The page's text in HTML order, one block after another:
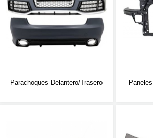
Parachoques Delantero/trasero